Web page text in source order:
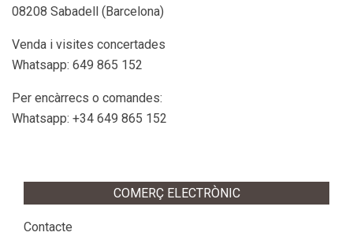
08208 Sabadell (Barcelona)
Venda i visites concertades
Whatsapp: 649 865 152
Per encàrrecs o comandes:
Whatsapp: +34 649 865 152
COMERÇ ELECTRÒNIC
Contacte